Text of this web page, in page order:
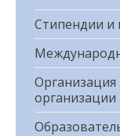
Стипендии и
организации